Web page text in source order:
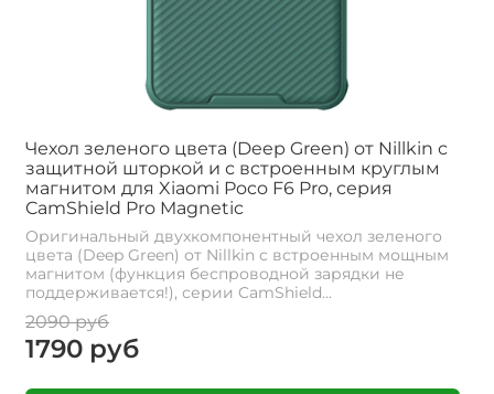
Чехол зеленого цвета (Deep Green) от Nillkin с
защитной шторкой и с встроенным круглым
магнитом для Xiaomi Poco F6 Pro, серия
CamShield Pro Magnetic
Оригинальный двухкомпонентный чехол зеленого
цвета (Deep Green) от Nillkin с встроенным мощным
магнитом (функция беспроводной зарядки не
поддерживается!), серии CamShield...
2090 руб
1790 руб